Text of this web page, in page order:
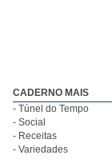
CADERNO MAIS
- Túnel do Tempo
- Social
- Receitas
- Variedades